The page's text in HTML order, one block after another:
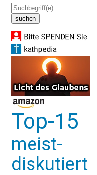
Top-15
meist-
diskutiert